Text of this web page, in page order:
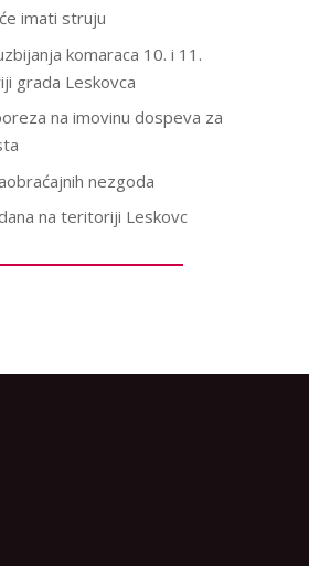
imati struju
komaraca 10. i 11.
grada Leskovca
na imovinu dospeva za
nezgoda
na teritoriji Leskovc